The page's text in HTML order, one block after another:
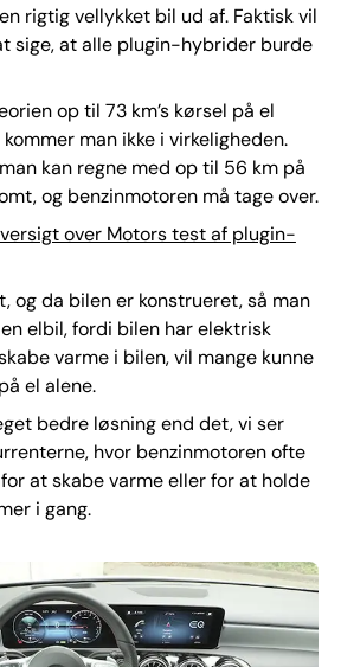
rigtig vellykket bil ud af. Faktisk vil
sige, at alle plugin-hybrider burde
op til 73 km’s kørsel på el
man ikke i virkeligheden.
kan regne med op til 56 km på
og benzinmotoren må tage over.
over Motors test af plugin-
og da bilen er konstrueret, så man
elbil, fordi bilen har elektrisk
varme i bilen, vil mange kunne
el alene.
bedre løsning end det, vi ser
hvor benzinmotoren ofte
at skabe varme eller for at holde
i gang.